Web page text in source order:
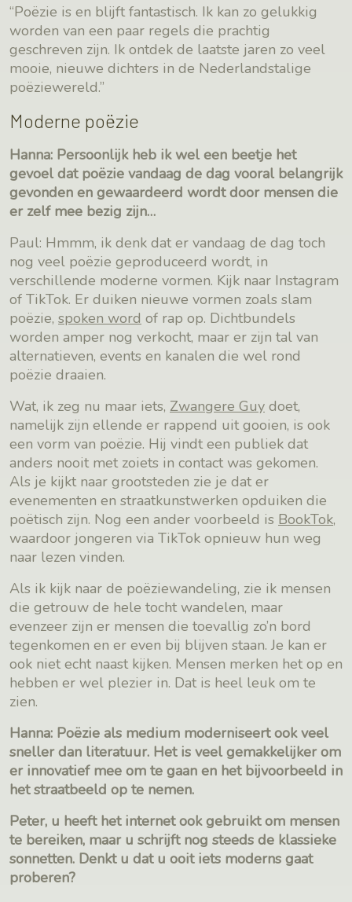
“Poëzie is en blijft fantastisch. Ik kan zo gelukkig
worden van een paar regels die prachtig
geschreven zijn. Ik ontdek de laatste jaren zo veel
mooie, nieuwe dichters in de Nederlandstalige
poëziewereld.”
Moderne poëzie
Hanna: Persoonlijk heb ik wel een beetje het
gevoel dat poëzie vandaag de dag vooral belangrijk
gevonden en gewaardeerd wordt door mensen die
er zelf mee bezig zijn…
Paul: Hmmm, ik denk dat er vandaag de dag toch
nog veel poëzie geproduceerd wordt, in
verschillende moderne vormen. Kijk naar Instagram
of TikTok. Er duiken nieuwe vormen zoals slam
poëzie, spoken word of rap op. Dichtbundels
worden amper nog verkocht, maar er zijn tal van
alternatieven, events en kanalen die wel rond
poëzie draaien.
Wat, ik zeg nu maar iets, Zwangere Guy doet,
namelijk zijn ellende er rappend uit gooien, is ook
een vorm van poëzie. Hij vindt een publiek dat
anders nooit met zoiets in contact was gekomen.
Als je kijkt naar grootsteden zie je dat er
evenementen en straatkunstwerken opduiken die
poëtisch zijn. Nog een ander voorbeeld is BookTok,
waardoor jongeren via TikTok opnieuw hun weg
naar lezen vinden.
Als ik kijk naar de poëziewandeling, zie ik mensen
die getrouw de hele tocht wandelen, maar
evenzeer zijn er mensen die toevallig zo’n bord
tegenkomen en er even bij blijven staan. Je kan er
ook niet echt naast kijken. Mensen merken het op en
hebben er wel plezier in. Dat is heel leuk om te
zien.
Hanna: Poëzie als medium moderniseert ook veel
sneller dan literatuur. Het is veel gemakkelijker om
er innovatief mee om te gaan en het bijvoorbeeld in
het straatbeeld op te nemen.
Peter, u heeft het internet ook gebruikt om mensen
te bereiken, maar u schrijft nog steeds de klassieke
sonnetten. Denkt u dat u ooit iets moderns gaat
proberen?